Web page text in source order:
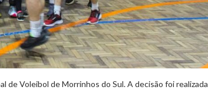
Voleibol de Morrinhos do Sul. A decisão foi realizada